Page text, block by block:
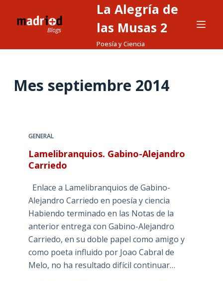
t
La Alegría de
las Musas 2
Poesía y Ciencia
Mes septiembre 2014
GENERAL
Lamelibranquios. Gabino-Alejandro
Carriedo
Enlace a Lamelibranquios de Gabino-
Alejandro Carriedo en poesía y ciencia
Habiendo terminado en las Notas de la
anterior entrega con Gabino-Alejandro
Carriedo, en su doble papel como amigo y
como poeta influido por Joao Cabral de
Melo, no ha resultado difícil continuar…